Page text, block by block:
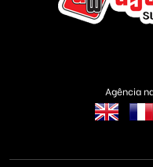
Agência